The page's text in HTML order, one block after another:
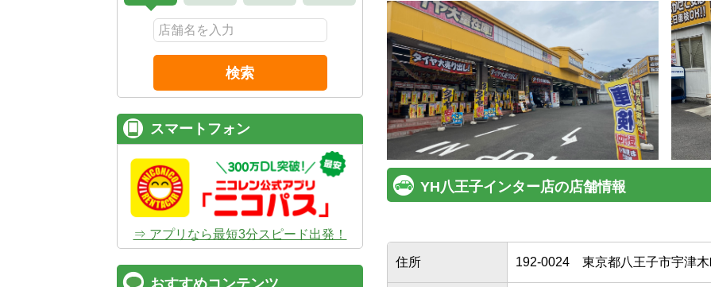
YH八王子インター店の店舗情報
住所 192-0024 東京都八王子市宇津
検索
スマートフォン
⇒ アプリなら最短3分スピード出発！